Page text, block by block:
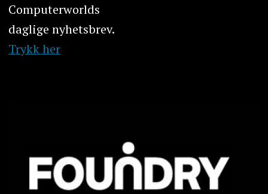
Computerworlds
daglige nyhetsbrev.
Trykk her